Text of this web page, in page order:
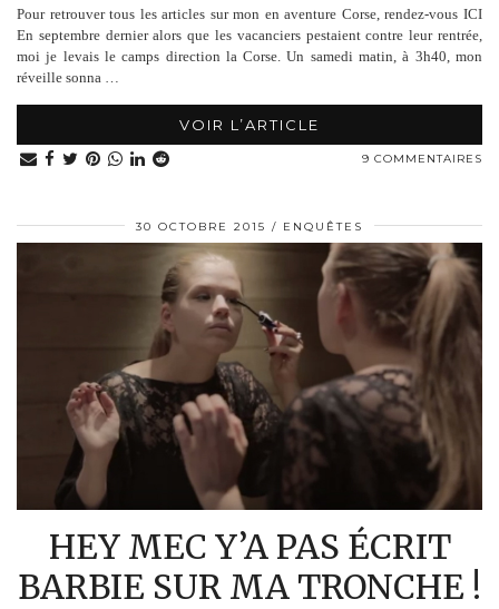
Pour retrouver tous les articles sur mon en aventure Corse, rendez-vous ICI
En septembre dernier alors que les vacanciers pestaient contre leur rentrée,
moi je levais le camps direction la Corse. Un samedi matin, à 3h40, mon
réveille sonna …
VOIR L’ARTICLE
9 COMMENTAIRES
30 OCTOBRE 2015 ENQUÊTES
HEY MEC Y’A PAS ÉCRIT
BARBIE SUR MA TRONCHE !